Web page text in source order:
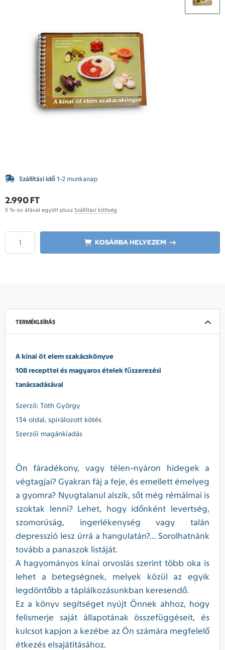
Szállítási idő 1-2 munkanap
2.990 FT
5 %-os áfával együtt plusz Szállítási költség
KOSÁRBA HELYEZEM
TERMÉKLEÍRÁS
A kínai öt elem szakácskönyve
108 recepttel és magyaros ételek fűszerezési
tanácsadásával
Szerző: Tóth György
134 oldal, spirálozott kötés
Szerzői magánkiadás
Ön fáradékony, vagy télen-nyáron hidegek a
végtagjai? Gyakran fáj a feje, és emellett émelyeg
a gyomra? Nyugtalanul alszik, sőt még rémálmai is
szoktak lenni? Lehet, hogy időnként levertség,
szomorúság, ingerlékenység vagy talán
depresszió lesz úrrá a hangulatán?… Sorolhatnánk
tovább a panaszok listáját.
A hagyományos kínai orvoslás szerint több oka is
lehet a betegségnek, melyek közül az egyik
legdöntőbb a táplálkozásunkban keresendő.
Ez a könyv segítséget nyújt Önnek ahhoz, hogy
felismerje saját állapotának összefüggéseit, és
kulcsot kapjon a kezébe az Ön számára megfelelő
étkezés elsajátításához.